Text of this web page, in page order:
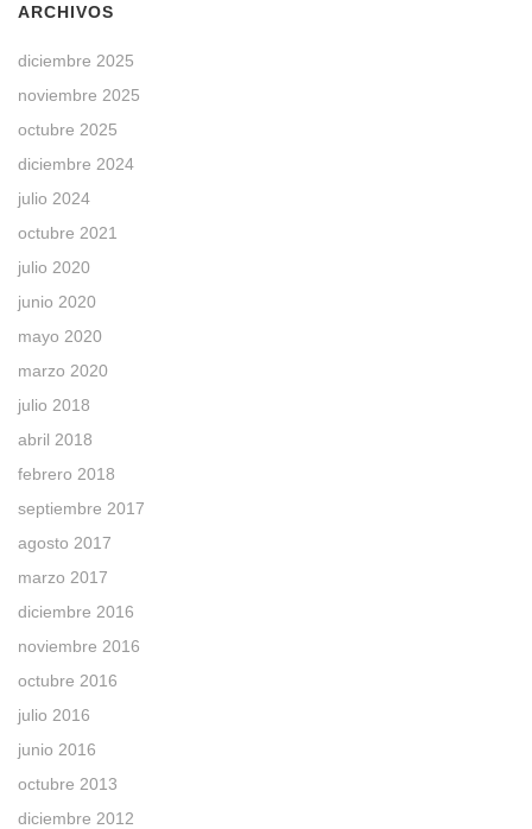
ARCHIVOS
diciembre 2025
noviembre 2025
octubre 2025
diciembre 2024
julio 2024
octubre 2021
julio 2020
junio 2020
mayo 2020
marzo 2020
julio 2018
abril 2018
febrero 2018
septiembre 2017
agosto 2017
marzo 2017
diciembre 2016
noviembre 2016
octubre 2016
julio 2016
junio 2016
octubre 2013
diciembre 2012